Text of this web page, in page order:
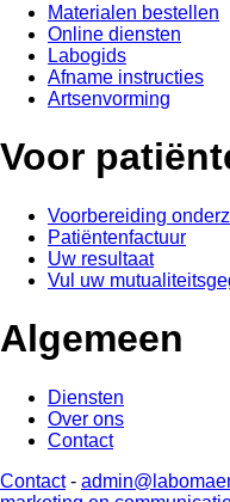
​Materialen bestellen
Online diensten
Labogids
Afname instructies
Artsenvorming
Voor
Voorbereiding
Patiëntenfactuur
Uw resultaat
Vul uw
Algemeen
Diensten
Over ons
Contact
Contact-